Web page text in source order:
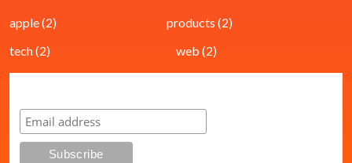
apple(2) products (2)
tech(2) web (2)